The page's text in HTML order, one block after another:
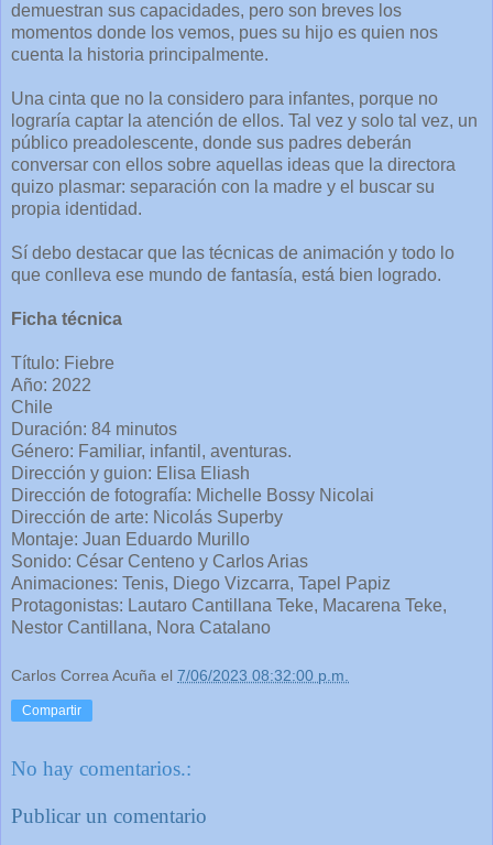
demuestran sus capacidades, pero son breves los
momentos donde los vemos, pues su hijo es quien nos
cuenta la historia principalmente.
Una cinta que no la considero para infantes, porque no
lograría captar la atención de ellos. Tal vez y solo tal vez, un
público preadolescente, donde sus padres deberán
conversar con ellos sobre aquellas ideas que la directora
quizo plasmar: separación con la madre y el buscar su
propia identidad.
Sí debo destacar que las técnicas de animación y todo lo
que conlleva ese mundo de fantasía, está bien logrado.
Ficha técnica
Título: Fiebre
Año: 2022
Chile
Duración: 84 minutos
Género: Familiar, infantil, aventuras.
Dirección y guion: Elisa Eliash
Dirección de fotografía: Michelle Bossy Nicolai
Dirección de arte: Nicolás Superby
Montaje: Juan Eduardo Murillo
Sonido: César Centeno y Carlos Arias
Animaciones: Tenis, Diego Vizcarra, Tapel Papiz
Protagonistas: Lautaro Cantillana Teke, Macarena Teke,
Nestor Cantillana, Nora Catalano
Carlos Correa Acuña el 7/06/2023 08:32:00 p.m.
Compartir
No hay comentarios.:
Publicar un comentario